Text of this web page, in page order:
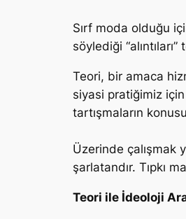
Sırf moda olduğu
söylediği
Teori, bir amaca
siyasi pratiğimiz
tartışmaların
Üzerinde çalışmak
şarlatandır. Tıpkı
Teori ile İdeoloji